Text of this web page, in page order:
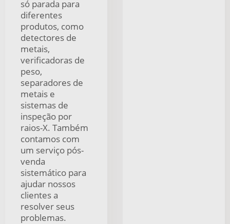
só parada para
diferentes
produtos, como
detectores de
metais,
verificadoras de
peso,
separadores de
metais e
sistemas de
inspeção por
raios-X. Também
contamos com
um serviço pós-
venda
sistemático para
ajudar nossos
clientes a
resolver seus
problemas.